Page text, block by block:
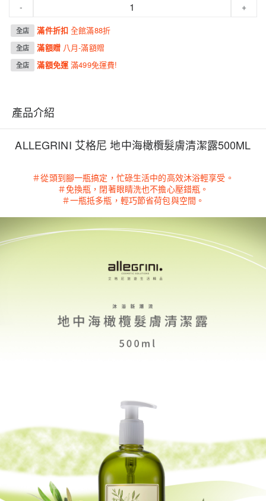
- +
全店 滿件折扣全館滿88折
全店 滿額贈 八月-滿額贈
全店 滿額免運滿499免運費!
產品介紹
ALLEGRINI 艾格尼 地中海橄欖髮膚清潔露500ML
＃從頭到腳一瓶搞定，忙碌生活中的高效沐浴輕享受。
＃免換瓶，閉著眼睛洗也不擔心壓錯瓶。
＃一瓶抵多瓶，輕巧節省荷包與空間。